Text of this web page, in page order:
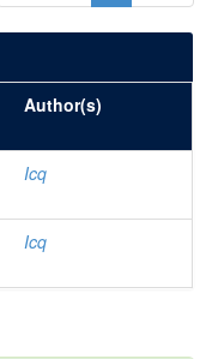
Author(s)
Icq
Icq